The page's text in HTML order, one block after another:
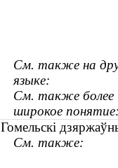
См. также на
языке:
См. также более
широкое понятие:
Гомельскі
См. также: